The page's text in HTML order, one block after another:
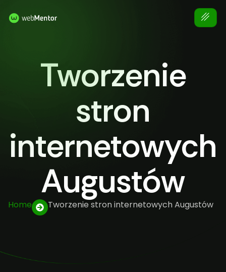
Tworzenie
stron
internetowych
Augustów
Home Tworzenie stron internetowych Augustów